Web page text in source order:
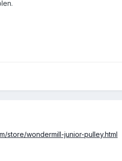
store/wondermill-junior-pulley.html